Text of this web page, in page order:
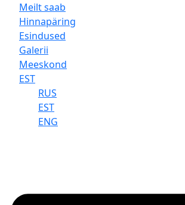
Meilt saab
Hinnapäring
Esindused
Galerii
Meeskond
EST
RUS
EST
ENG